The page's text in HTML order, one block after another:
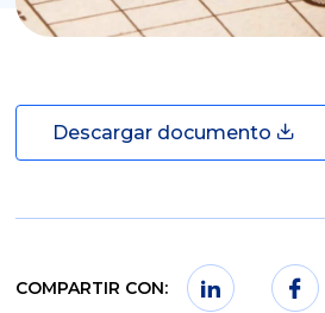
Descargar documento
COMPARTIR CON: